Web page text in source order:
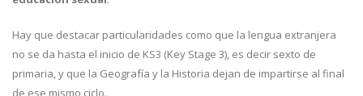
Hay que destacar particularidades como que la lengua extranjera
no se da hasta el inicio de KS3 (Key Stage 3), es decir sexto de
primaria, y que la Geografía y la Historia dejan de impartirse al final
de ese mismo ciclo.